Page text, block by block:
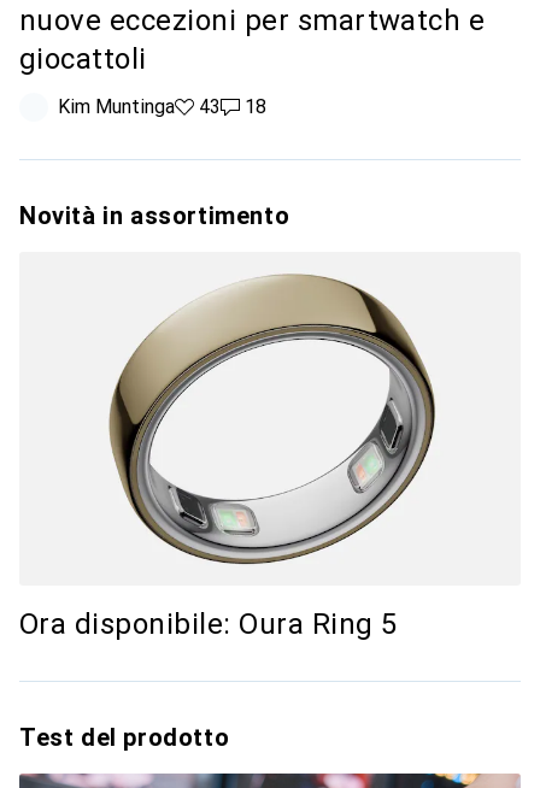
nuove eccezioni per smartwatch e
giocattoli
Kim Muntinga43 like
4318 commenti
18
Novità in assortimento
Ora disponibile: Oura Ring 5
Test del prodotto